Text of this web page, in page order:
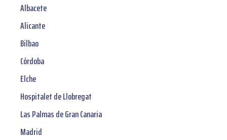
Albacete
Alicante
Bilbao
Córdoba
Elche
Hospitalet de Llobregat
Las Palmas de Gran Canaria
Madrid